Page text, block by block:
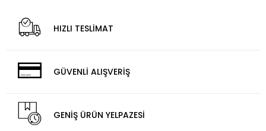
HIZLI TESLİMAT
GÜVENLİ ALIŞVERİŞ
GENİŞ ÜRÜN YELPAZESİ